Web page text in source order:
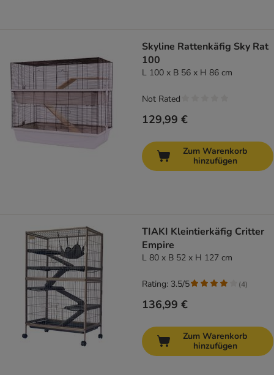
Skyline Rattenkäfig Sky Rat
100
L 100 x B 56 x H 86 cm
129,99 €
Not Rated
Zum Warenkorb
hinzufügen
TIAKI Kleintierkäfig Critter
Empire
L 80 x B 52 x H 127 cm
136,99 €
Rating: 3.5/5 (4)
Zum Warenkorb
hinzufügen